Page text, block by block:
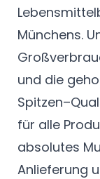
Münchens.
und die
für alle
absolutes
Anlieferung